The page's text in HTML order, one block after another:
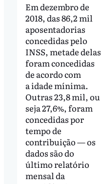
Em dezembro de
2018, das 86,2 mil
aposentadorias
concedidas pelo
INSS, metade delas
foram concedidas
de acordo com
a idade mínima.
Outras 23,8 mil, ou
seja 27,6%, foram
concedidas por
tempo de
contribuição — os
dados são do
último relatório
mensal da